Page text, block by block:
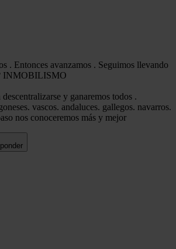
. Entonces avanzamos . Seguimos llevando
INMOBILISMO
descentralizarse y ganaremos todos .
vascos. andaluces. gallegos. navarros.
nos conoceremos más y mejor